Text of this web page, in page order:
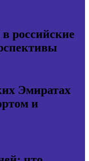
российские
Эмиратах
и